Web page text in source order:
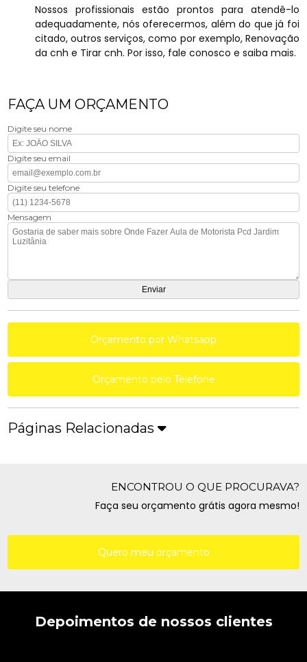
Nossos profissionais estão prontos para atendê-lo
adequadamente, nós oferecermos, além do que já foi
citado, outros serviços, como por exemplo, Renovação
da cnh e Tirar cnh. Por isso, fale conosco e saiba mais.
FAÇA UM ORÇAMENTO
Digite seu nome
Digite seu email
Digite seu telefone
Mensagem
Orçamento por Whatsapp
Orçamento pelo Telefone
Páginas Relacionadas
ENCONTROU O QUE PROCURAVA?
Faça seu orçamento grátis agora mesmo!
Quero meu orçamento
Depoimentos de nossos clientes